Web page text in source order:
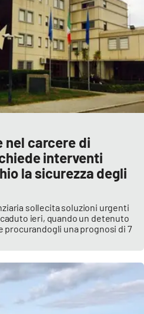
nel carcere di
interventi
la sicurezza degli
sollecita soluzioni urgenti
ieri, quando un detenuto
una prognosi di 7